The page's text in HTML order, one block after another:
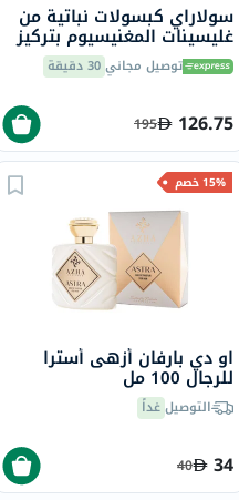
سولاراي كبسولات نباتية من
غليسينات المغنيسيوم بتركيز
350 ملجم لصحة العظام
والعضلات حزمة من 120
توصيل مجاني30 دقيقة
126.75
195
15% خصم
او دي بارفان أزهى أسترا
للرجال 100 مل
التوصيلغداً
34
40